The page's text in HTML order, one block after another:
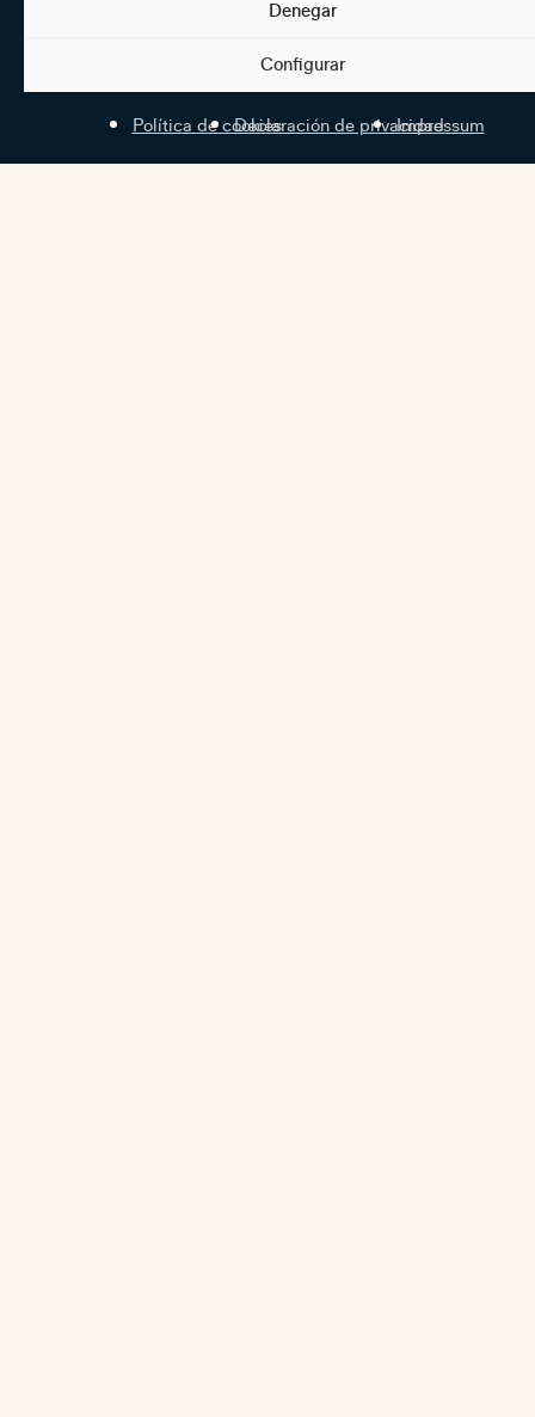
Denegar
Configurar
Política de cookiesDeclaración de privacidad
Impressum